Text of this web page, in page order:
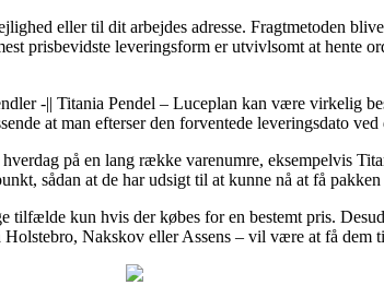
eller til dit arbejdes adresse. Fragtmetoden
prisbevidste leveringsform er utvivlsomt at hente
-|| Titania Pendel – Luceplan kan være virkelig
at man efterser den forventede leveringsdato
på en lang række varenumre, eksempelvis
sådan at de har udsigt til at kunne nå at få
tilfælde kun hvis der købes for en bestemt pris.
Nakskov eller Assens – vil være at få dem